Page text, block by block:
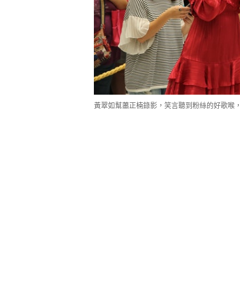
黃翠如幫蕭正楠錄影，笑言聽到粉絲的好歌喉